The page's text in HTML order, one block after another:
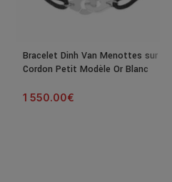
Bracelet Dinh Van Menottes sur
Cordon Petit Modèle Or Blanc
1 550.00€